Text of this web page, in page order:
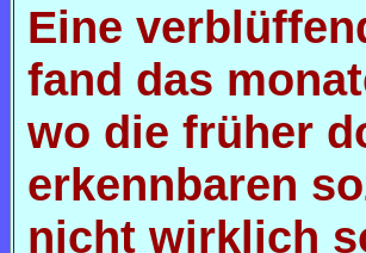
Eine
fand das
wo die früher
erkennbaren
nicht wirklich